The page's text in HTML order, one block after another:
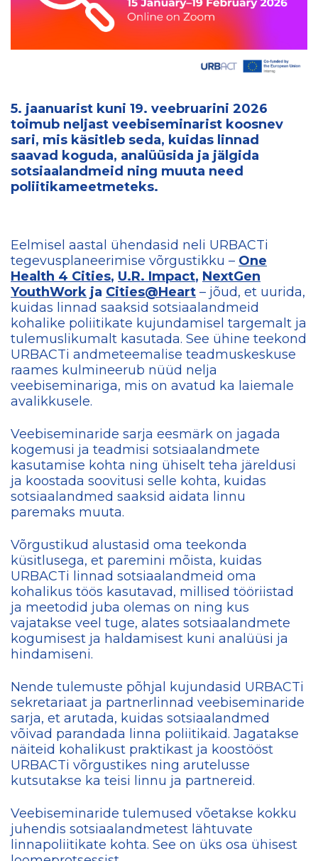
5. jaanuarist kuni 19. veebruarini 2026
toimub neljast veebiseminarist koosnev
sari, mis käsitleb seda, kuidas linnad
saavad koguda, analüüsida ja jälgida
sotsiaalandmeid ning muuta need
poliitikameetmeteks.
Eelmisel aastal ühendasid neli URBACTi
tegevusplaneerimise võrgustikku – One
Health 4 Cities, U.R. Impact, NextGen
YouthWork ja Cities@Heart – jõud, et uurida,
kuidas linnad saaksid sotsiaalandmeid
kohalike poliitikate kujundamisel targemalt ja
tulemuslikumalt kasutada. See ühine teekond
URBACTi andmeteemalise teadmuskeskuse
raames kulmineerub nüüd nelja
veebiseminariga, mis on avatud ka laiemale
avalikkusele.
Veebiseminaride sarja eesmärk on jagada
kogemusi ja teadmisi sotsiaalandmete
kasutamise kohta ning ühiselt teha järeldusi
ja koostada soovitusi selle kohta, kuidas
sotsiaalandmed saaksid aidata linnu
paremaks muuta.
Võrgustikud alustasid oma teekonda
küsitlusega, et paremini mõista, kuidas
URBACTi linnad sotsiaalandmeid oma
kohalikus töös kasutavad, millised tööriistad
ja meetodid juba olemas on ning kus
vajatakse veel tuge, alates sotsiaalandmete
kogumisest ja haldamisest kuni analüüsi ja
hindamiseni.
Nende tulemuste põhjal kujundasid URBACTi
sekretariaat ja partnerlinnad veebiseminaride
sarja, et arutada, kuidas sotsiaalandmed
võivad parandada linna poliitikaid. Jagatakse
näiteid kohalikust praktikast ja koostööst
URBACTi võrgustikes ning arutelusse
kutsutakse ka teisi linnu ja partnereid.
Veebiseminaride tulemused võetakse kokku
juhendis sotsiaalandmetest lähtuvate
linnapoliitikate kohta. See on üks osa ühisest